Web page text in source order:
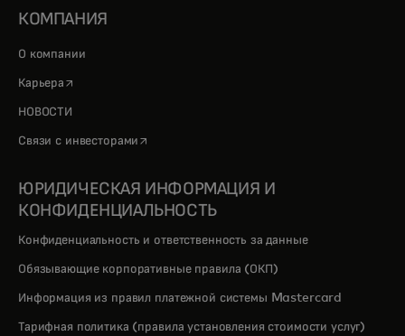
КОМПАНИЯ
О компании
Карьера opens in a new tab
НОВОСТИ
Связи с инвесторами opens in a new tab
ЮРИДИЧЕСКАЯ ИНФОРМАЦИЯ И
КОНФИДЕНЦИАЛЬНОСТЬ
Конфиденциальность и ответственность за данные
Обязывающие корпоративные правила (ОКП)
Информация из правил платежной системы Mastercard
Тарифная политика (правила установления стоимости услуг)